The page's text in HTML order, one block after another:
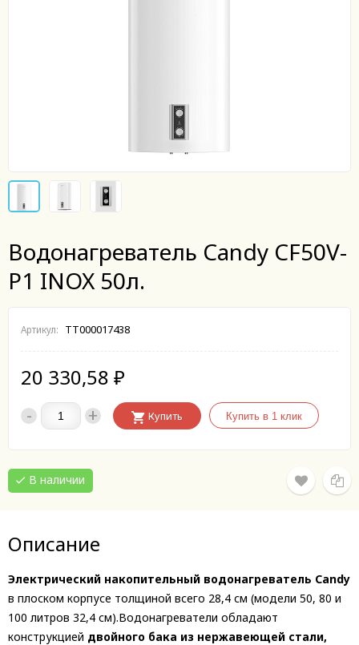
Водонагреватель Candy CF50V-
P1 INOX 50л.
Артикул: ТТ000017438
20 330,58 ₽
- + Купить
В наличии
Описание
Электрический накопительный водонагреватель Candy
в плоском корпусе толщиной всего 28,4 см (модели 50, 80 и
100 литров 32,4 см).Водонагреватели обладают
конструкцией двойного бака из нержавеющей стали,